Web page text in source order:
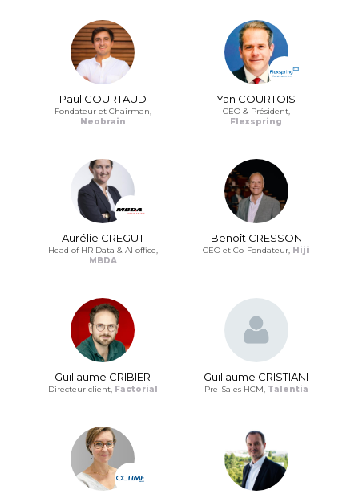
Paul COURTAUD
Fondateur et Chairman,
Neobrain
Yan COURTOIS
CEO & Président,
Flexspring
Aurélie CREGUT
Head of HR Data & AI office,
MBDA
Benoît CRESSON
CEO et Co-Fondateur, Hiji
Guillaume CRIBIER
Directeur client, Factorial
Guillaume CRISTIANI
Pre-Sales HCM, Talentia